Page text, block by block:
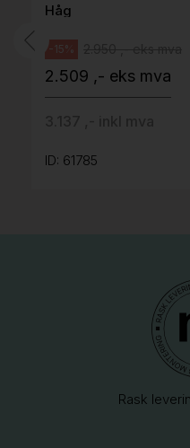
Håg
-15%
2.509 ,- eks mva
ID: 61785
Rask